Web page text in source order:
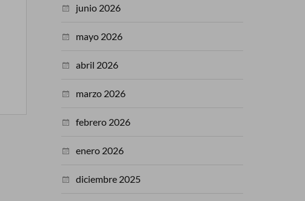
junio 2026
mayo 2026
abril 2026
marzo 2026
febrero 2026
enero 2026
diciembre 2025